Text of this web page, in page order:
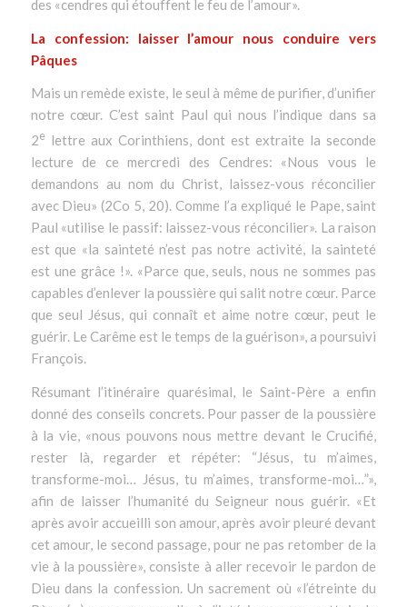
des «cendres qui étouffent le feu de l’amour».
La confession: laisser l’amour nous conduire vers
Pâques
Mais un remède existe, le seul à même de purifier, d’unifier
notre cœur. C’est saint Paul qui nous l’indique dans sa
2elettre aux Corinthiens, dont est extraite la seconde
lecture de ce mercredi des Cendres: «Nous vous le
demandons au nom du Christ, laissez-vous réconcilier
avec Dieu» (2Co 5, 20). Comme l’a expliqué le Pape, saint
Paul «utilise le passif: laissez-vous réconcilier». La raison
est que «la sainteté n’est pas notre activité, la sainteté
est une grâce !». «Parce que, seuls, nous ne sommes pas
capables d’enlever la poussière qui salit notre cœur. Parce
que seul Jésus, qui connaît et aime notre cœur, peut le
guérir. Le Carême est le temps de la guérison», a poursuivi
François.
Résumant l’itinéraire quarésimal, le Saint-Père a enfin
donné des conseils concrets. Pour passer de la poussière
à la vie, «nous pouvons nous mettre devant le Crucifié,
rester là, regarder et répéter: “Jésus, tu m’aimes,
transforme-moi… Jésus, tu m’aimes, transforme-moi…”»,
afin de laisser l’humanité du Seigneur nous guérir. «Et
après avoir accueilli son amour, après avoir pleuré devant
cet amour, le second passage, pour ne pas retomber de la
vie à la poussière», consiste à aller recevoir le pardon de
Dieu dans la confession. Un sacrement où «l’étreinte du